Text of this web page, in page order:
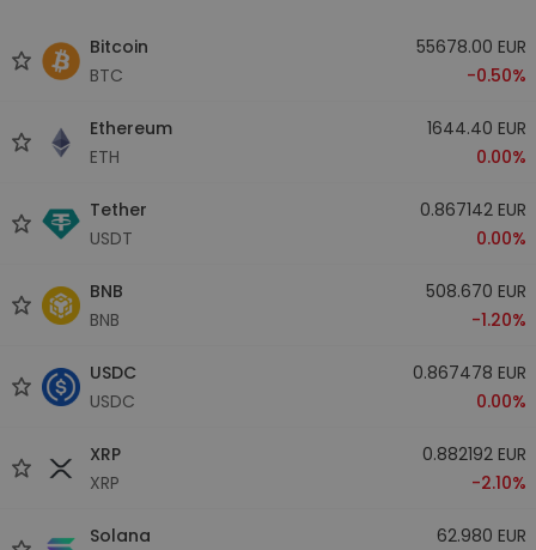
Bitcoin
BTC
55678.00 EUR
-0.50%
Ethereum
ETH
1644.40 EUR
0.00%
Tether
USDT
0.867142 EUR
0.00%
BNB
BNB
508.670 EUR
-1.20%
USDC
USDC
0.867478 EUR
0.00%
XRP
XRP
0.882192 EUR
-2.10%
Solana
62.980 EUR